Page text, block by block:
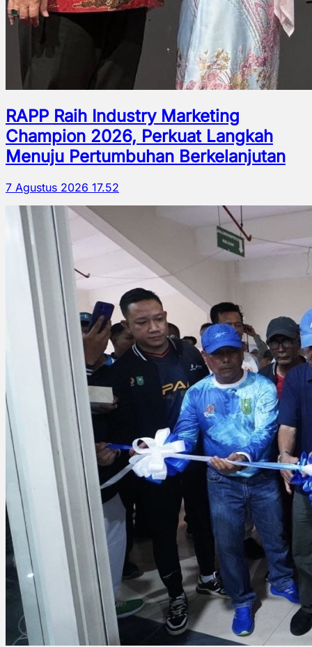
RAPP Raih Industry Marketing
Champion 2026, Perkuat Langkah
Menuju Pertumbuhan Berkelanjutan
7 Agustus 2026 17.52